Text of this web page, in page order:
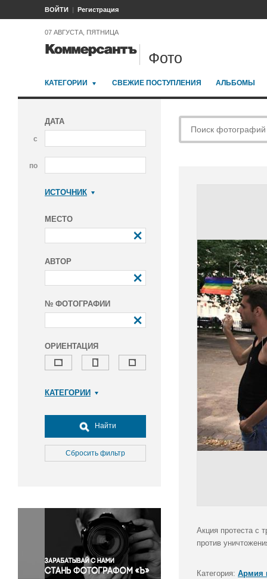
ВОЙТИ Регистрация
07 АВГУСТА, ПЯТНИЦА
Фото
КАТЕГОРИИ СВЕЖИЕ ПОСТУПЛЕНИЯ АЛЬБОМЫ
ДАТА
с
по
ИСТОЧНИК
МЕСТО
АВТОР
№ ФОТОГРАФИИ
ОРИЕНТАЦИЯ
КАТЕГОРИИ
Досуг, туризм и отдых
Культура
Медицина
Окружающая среда
Политика
Правосудие
Происшествия и конфликты
Религия
Найти
Сбросить фильтр
Акция протеста с
против
Категория: Армия